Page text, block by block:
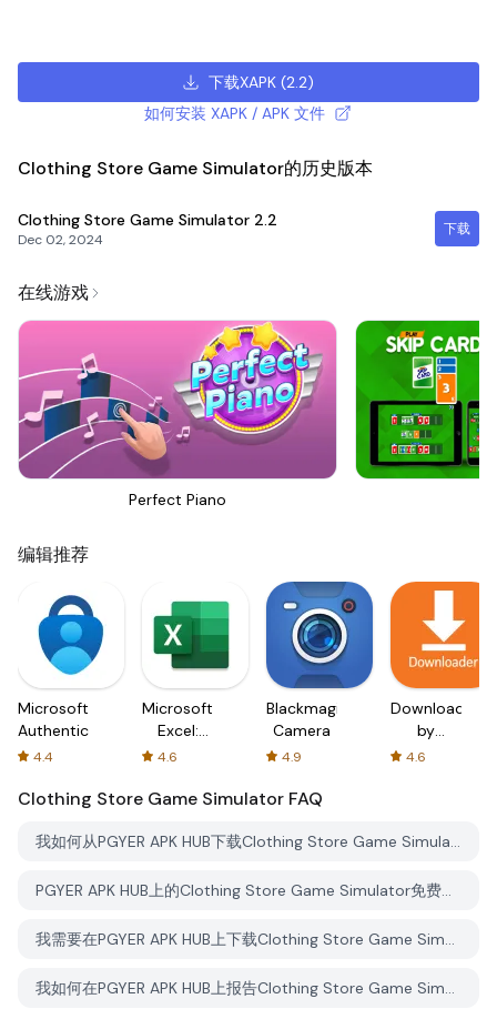
下载XAPK (2.2)
如何安装 XAPK / APK 文件
Clothing Store Game Simulator的历史版本
Clothing Store Game Simulator 2.2
Dec 02, 2024
下载
在线游戏
Perfect Piano
编辑推荐
Microsoft
Authenticator
4.4
Microsoft
Excel:
Spreadsheets
4.6
Blackmagic
Camera
4.9
Downloader
by
AFTVnews
4.6
Clothing Store Game Simulator FAQ
我如何从PGYER APK HUB下载Clothing Store Game Simulator？
PGYER APK HUB上的Clothing Store Game Simulator免费下载吗？
我需要在PGYER APK HUB上下载Clothing Store Game Simulator时需要账户吗？
我如何在PGYER APK HUB上报告Clothing Store Game Simulator的问题？